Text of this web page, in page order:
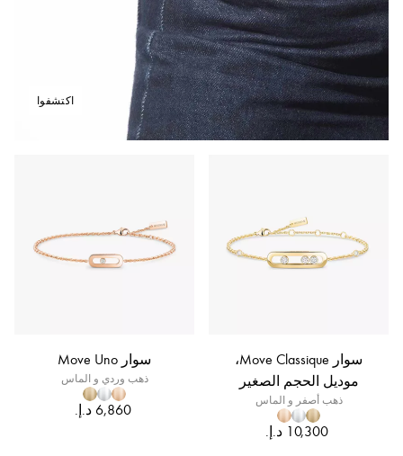
اكتشفوا
سوار Move Classique،
موديل الحجم الصغير
ذهب أصفر و الماس
سوار Move Uno
ذهب وردي و الماس
‏6,860 د.إ.‏